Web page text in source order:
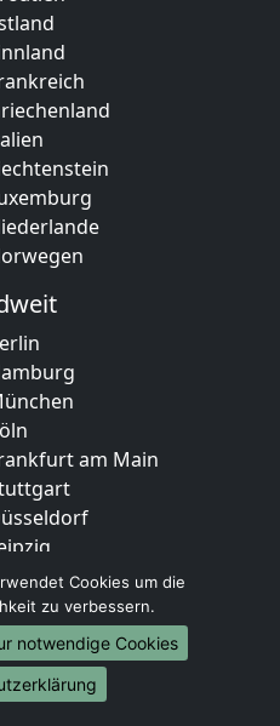
am Main
Cookies um die
zu verbessern.
notwendige Cookies